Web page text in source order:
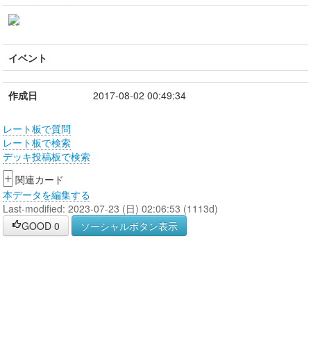
イベント
作成日 2017-08-02 00:49:34
レート板で質問
レート板で検索
デッキ投稿板で検索
+ 関連カード
本データを編集する
Last-modified: 2023-07-23 (日) 02:06:53 (1113d)
GOOD 0 ソーシャルボタン表示